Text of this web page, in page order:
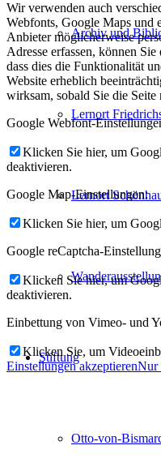
Archiv und
Lernort
Lernort
Stiftung
Otto-von-
Wir verwenden auch
Webfonts, Google Maps und
Anbieter möglicherweise
Adresse erfassen, können
dass dies die Funktionalität
Website erheblich
wirksam, sobald Sie die Seite
Google Webfont-
Klicken Sie hier, um
deaktivieren.
Google Map-Einstellungen:
Klicken Sie hier, um
Google reCaptcha-
Klicken Sie hier, um
deaktivieren.
Einbettung von Vimeo- und
Klicken Sie, um
Einstellungen akzeptierenNur